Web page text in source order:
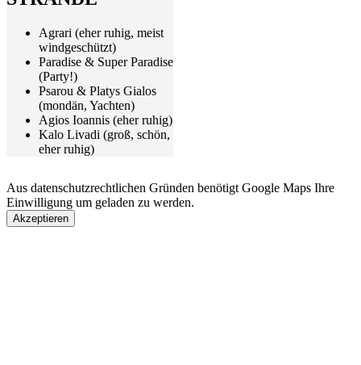
Agrari (eher ruhig, meist
windgeschützt)
Paradise & Super Paradise
(Party!)
Psarou & Platys Gialos
(mondän, Yachten)
Agios Ioannis (eher ruhig)
Kalo Livadi (groß, schön,
eher ruhig)
Aus datenschutzrechtlichen Gründen benötigt Google Maps Ihre
Einwilligung um geladen zu werden.
Akzeptieren